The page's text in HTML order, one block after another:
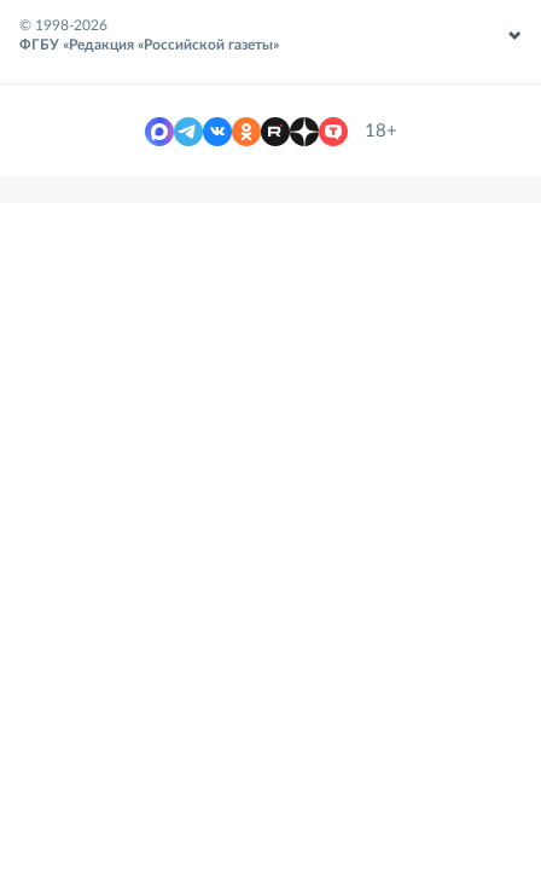
© 1998-2026
ФГБУ «Редакция «Российской газеты»
18+